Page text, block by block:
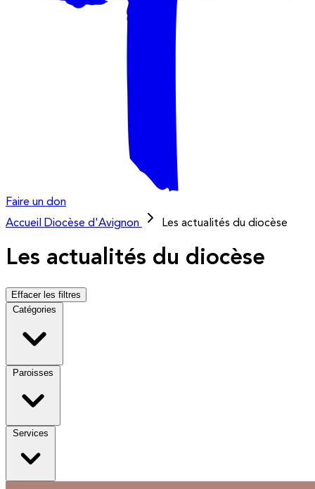
Faire un don
Accueil
Diocèse d'Avignon Les actualités du diocèse
Les actualités du diocèse
Effacer les filtres
Catégories
Paroisses
Services